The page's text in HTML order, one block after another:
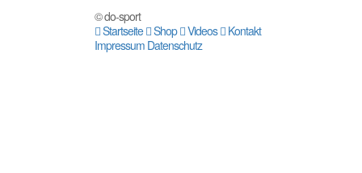
© do-sport
Startseite Shop Videos
Kontakt
Impressum Datenschutz